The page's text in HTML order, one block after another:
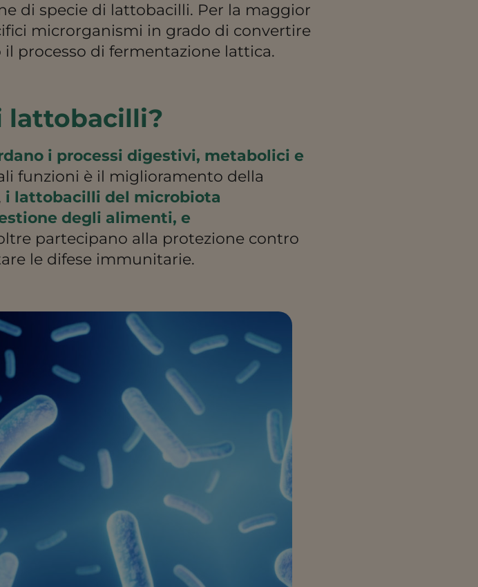
di specie di lattobacilli. Per la maggior
microrganismi in grado di convertire
processo di fermentazione lattica.
lattobacilli?
i processi digestivi, metabolici e
funzioni è il miglioramento della
i lattobacilli del microbiota
degli alimenti, e
partecipano alla protezione contro
le difese immunitarie.